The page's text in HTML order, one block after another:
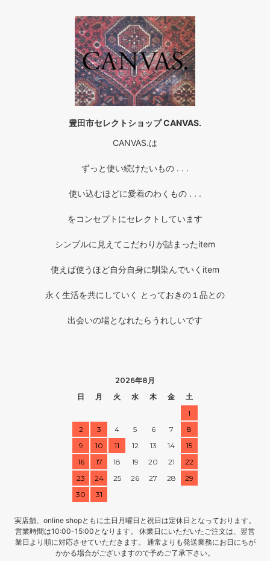
豊田市セレクトショップ CANVAS.
CANVAS.は
ずっと使い続けたいもの . . .
使い込むほどに愛着のわくもの . . .
をコンセプトにセレクトしています
シンプルに見えてこだわりが詰まったitem
使えば使うほど自分自身に馴染んでいくitem
永く生活を共にしていく とっておきの１品との
出会いの場となれたらうれしいです
2026年8月
日
月 火 水 木 金
土
1
2
3 4 5 6 7
8
9
10 11 12 13 14
15
16
17 18 19 20 21
22
23
24 25 26 27 28
29
30
31
実店舗、online shopともに土日月曜日と祝日は定休日となっております。
営業時間は10:00-15:00となります。 休業日にいただいたご注文は、翌営
業日より順に対応させていただきます。 通常よりも発送業務にお日にちが
かかる場合がございますので予めご了承下さい。